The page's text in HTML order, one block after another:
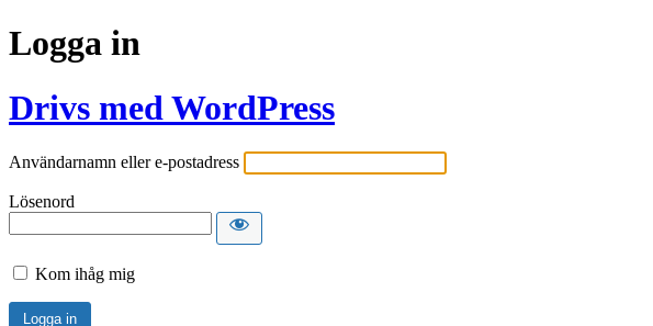
Logga in
Drivs med WordPress
Användarnamn eller e-postadress
Lösenord
Kom ihåg mig